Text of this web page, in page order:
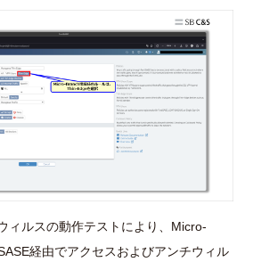
ィルスの動作テストにより、Micro-
経由でアクセスおよびアンチウィル